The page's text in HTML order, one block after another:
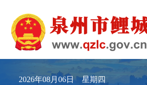
2026年08月06日 星期四